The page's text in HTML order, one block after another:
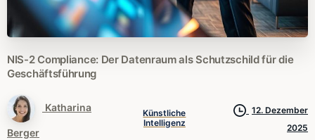
NIS-2Compliance: Der DatenraumalsSchutzschildfürdie
Geschäftsführung
Katharina
Berger
Künstliche
Intelligenz
12. Dezember
2025